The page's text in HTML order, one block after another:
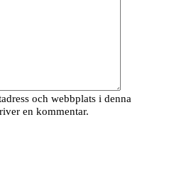
och webbplats i denna
en kommentar.